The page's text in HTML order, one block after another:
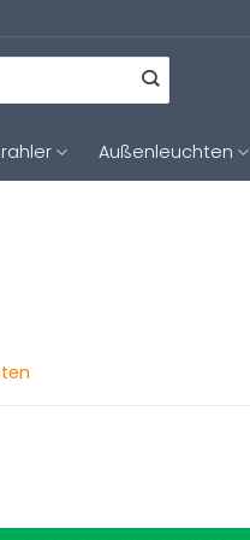
Außenleuchten
Mexlite Sumba Menge